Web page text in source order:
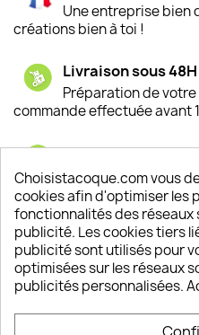
Une entreprise bien
créations bien à toi !
Livraison sous 48H
Préparation de votre
commande effectuée avant
Satisfaction de
Depuis 2009, entre
sont satisfaits de nos
Un SAV à votre
Notre SAV est
Choisistacoque.com vous
cookies afin d'optimiser les
fonctionnalités des réseaux
publicité. Les cookies tiers
publicité sont utilisés pour
optimisées sur les réseaux
publicités personnalisées.